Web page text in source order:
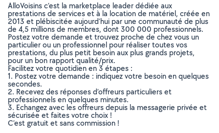
AlloVoisins c’est la marketplace leader dédiée aux
prestations de services et à la location de matériel, créée en
2013 et plébiscitée aujourd’hui par une communauté de plus
de 4,5 millions de membres, dont 300 000 professionnels.
Postez votre demande et trouvez proche de chez vous un
particulier ou un professionnel pour réaliser toutes vos
prestations, du plus petit besoin aux plus grands projets,
pour un bon rapport qualité/prix.
Facilitez votre quotidien en 3 étapes :
1. Postez votre demande : indiquez votre besoin en quelques
secondes.
2. Recevez des réponses d’offreurs particuliers et
professionnels en quelques minutes.
3. Echangez avec les offreurs depuis la messagerie privée et
sécurisée et faites votre choix !
C’est gratuit et sans commission !